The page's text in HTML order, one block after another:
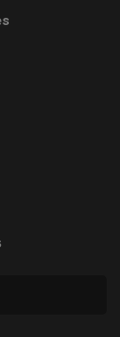
nueva)
ventana nueva)
(abre en
nueva)
en ventana nueva)
(abre en ventana
nueva)